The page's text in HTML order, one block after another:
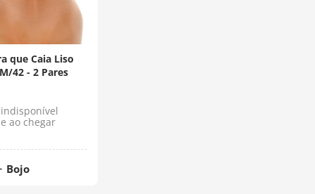
que Caia Liso
42 - 2 Pares
ao chegar
Bojo